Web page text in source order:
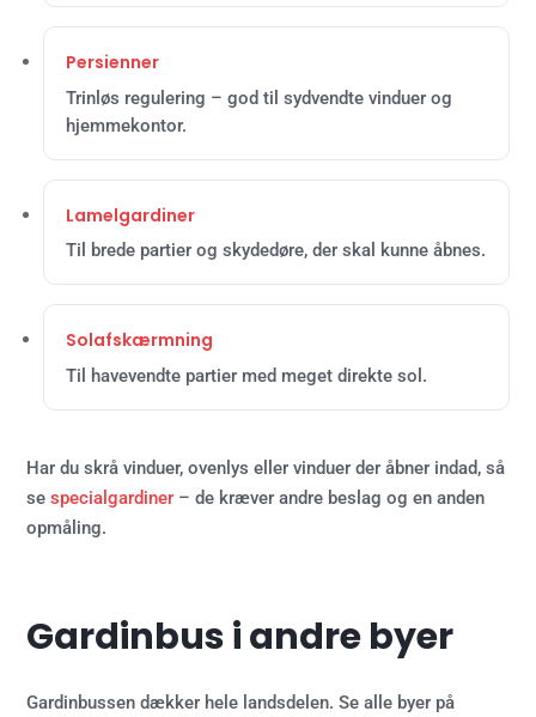
Persienner
Trinløs regulering – god til sydvendte vinduer og
hjemmekontor.
Lamelgardiner
Til brede partier og skydedøre, der skal kunne åbnes.
Solafskærmning
Til havevendte partier med meget direkte sol.
Har du skrå vinduer, ovenlys eller vinduer der åbner indad, så
sespecialgardiner – de kræver andre beslag og en anden
opmåling.
Gardinbus i andre byer
Gardinbussen dækker hele landsdelen. Se alle byer på